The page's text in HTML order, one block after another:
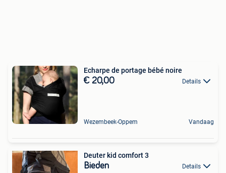
Echarpe de portage bébé noire
€ 20,00 Details
Wezembeek-Oppem Vandaag
Deuter kid comfort 3
Bieden Details